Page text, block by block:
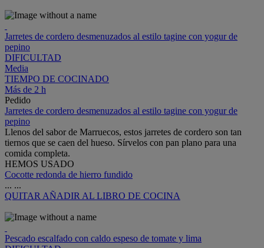
Jarretes de cordero desmenuzados al estilo tagine con yogur de
pepino
DIFICULTAD
Media
TIEMPO DE COCINADO
Más de 2 h
Pedido
Jarretes de cordero desmenuzados al estilo tagine con yogur de
pepino
Llenos del sabor de Marruecos, estos jarretes de cordero son tan
tiernos que se caen del hueso. Sírvelos con pan plano para una
comida completa.
HEMOS USADO
Cocotte redonda de hierro fundido
... ...
QUITAR AÑADIR AL LIBRO DE COCINA
Pescado escalfado con caldo espeso de tomate y lima